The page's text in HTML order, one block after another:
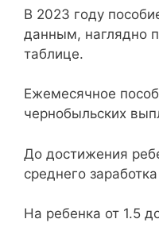
В 2023 году
данным, наглядно
таблице.
Ежемесячное
чернобыльских
До достижения
среднего
На ребенка от 1.5